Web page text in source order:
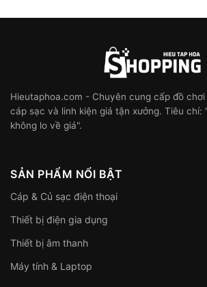
Hieutaphoa.com - Chuyên cung cấp đồ
cáp sạc và linh kiện giá tận xưởng. Tiêu chí:
không lo về giá".
SẢN PHẨM NỔI BẬT
Cáp & Củ sạc điện thoại
Thiết bị điện gia dụng
Thiết bị âm thanh
Máy tính & Laptop